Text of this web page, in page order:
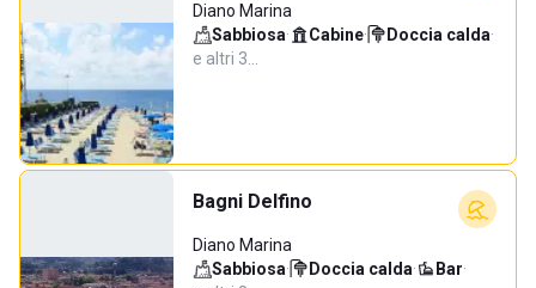
Diano Marina
Sabbiosa· Cabine· Doccia calda·
e altri 3…
Bagni Delfino
Diano Marina
Sabbiosa· Doccia calda· Bar·